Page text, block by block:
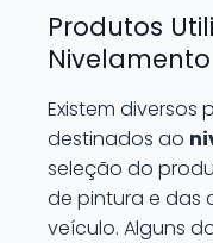
Produtos
Existem
destinados ao
seleção do
de pintura e das
veículo. Alguns